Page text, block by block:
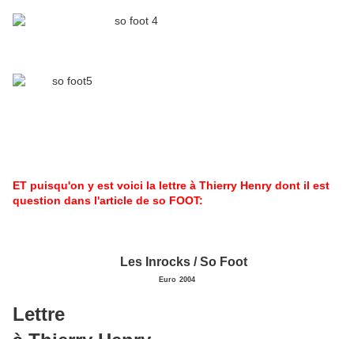
ET puisqu'on y est voici la lettre à Thierry Henry dont il est
question dans l'article de so FOOT:
Les Inrocks / So Foot
Euro 2004
Lettre